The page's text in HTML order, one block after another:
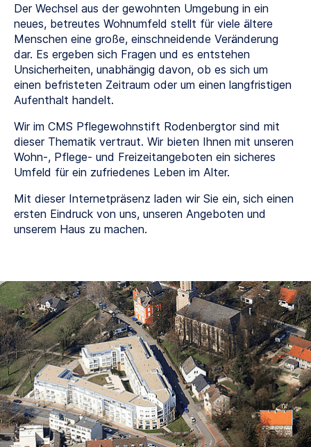
Der Wechsel aus der gewohnten Umgebung in ein
neues, betreutes Wohnumfeld stellt für viele ältere
Menschen eine große, einschneidende Veränderung
dar. Es ergeben sich Fragen und es entstehen
Unsicherheiten, unabhängig davon, ob es sich um
einen befristeten Zeitraum oder um einen langfristigen
Aufenthalt handelt.
Wir im CMS Pflegewohnstift Rodenbergtor sind mit
dieser Thematik vertraut. Wir bieten Ihnen mit unseren
Wohn-, Pflege- und Freizeitangeboten ein sicheres
Umfeld für ein zufriedenes Leben im Alter.
Mit dieser Internetpräsenz laden wir Sie ein, sich einen
ersten Eindruck von uns, unseren Angeboten und
unserem Haus zu machen.